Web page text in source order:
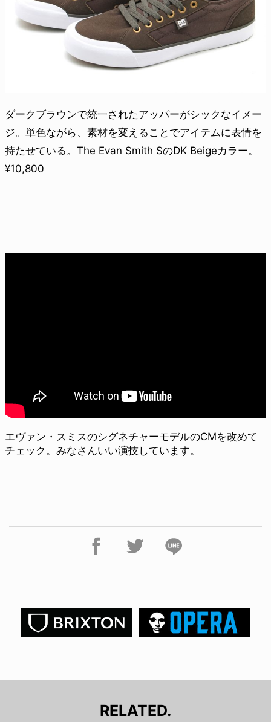
ダークブラウンで統一されたアッパーがシックなイメー
ジ。単色ながら、素材を変えることでアイテムに表情を
持たせている。The Evan Smith SのDK Beigeカラー。
¥10,800
エヴァン・スミスのシグネチャーモデルのCMを改めて
チェック。みなさんいい演技しています。
RELATED.